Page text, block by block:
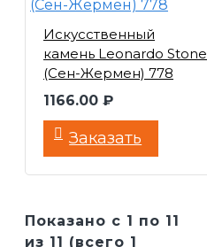
Искусственный
камень Leonardo Stone
(Сен-Жермен) 778
1166.00 ₽
Заказать
Показано с 1 по 11
из 11 (всего 1